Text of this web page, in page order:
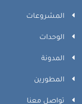
المشروعات
الوحدات
المدونة
المطورين
تواصل معنا